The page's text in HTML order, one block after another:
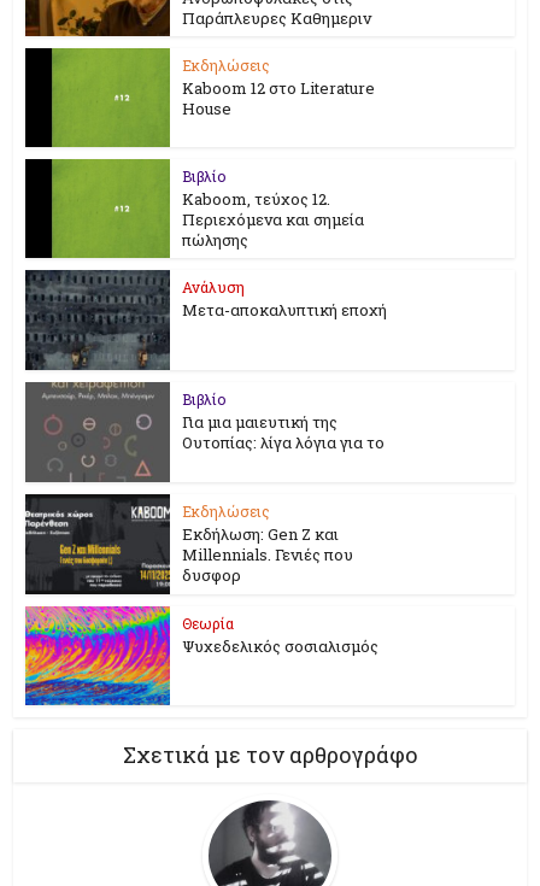
Παράπλευρες Καθημεριν
Εκδηλώσεις
Kaboom 12 στο Literature
House
Βιβλίο
Kaboom, τεύχος 12.
Περιεχόμενα και σημεία
πώλησης
Ανάλυση
Μετα-αποκαλυπτική εποχή
Βιβλίο
Για μια μαιευτική της
Ουτοπίας: λίγα λόγια για το
Εκδηλώσεις
Εκδήλωση: Gen Z και
Millennials. Γενιές που
δυσφορ
Θεωρία
Ψυχεδελικός σοσιαλισμός
Σχετικά με τον αρθρογράφο